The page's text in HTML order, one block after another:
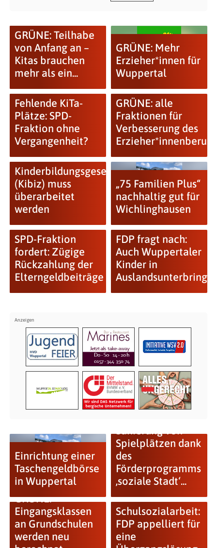
GRÜNE: Teilhabe
von Anfang an –
Kitas brauchen
mehr als ein...
GRÜNE: Mehr
Erzieher*innen für
Wuppertal
Fehlende KiTa-
Plätze: SPD-
Fraktion ohne
Vergangenheit?
GRÜNE: alle
Fraktionen für
Verbesserung des
Kinderbildungsgesetz
(Kibiz) muss
überarbeitet
werden
„75 Familien Plus“
nachhaltig gut für
Wichlinghausen
SPD-Fraktion
fordert: Zügige
Rückzahlung der
Elterngeldbeiträge
FDP fragt nach:
Auch Wuppertaler
Kinder in
Einrichtung einer
Taschengeldbörse
in Wuppertal
Spielplätzen dank
des
Förderprogramms
‚soziale Stadt‘...
GRÜNE:
Eingangsklassen
an Grundschulen
werden neu
Schulsozialarbeit:
FDP appelliert für
eine